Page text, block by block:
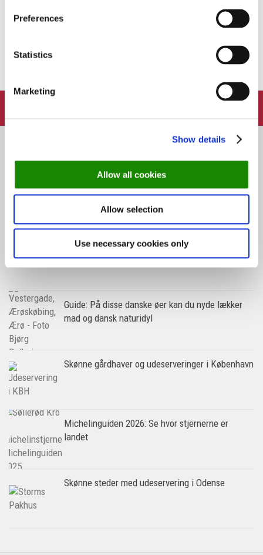
Preferences
Statistics
Marketing
Show details
Allow all cookies
Allow selection
Use necessary cookies only
Skønne steder med udeservering i Odense
Næsten 4 mio. har været ude at spise: Her er de
10 mest besøgte restauranter
Guide: På disse danske øer kan du nyde lækker
mad og dansk naturidyl
Skønne gårdhaver og udeserveringer i København
Michelinguiden 2026: Se hvor stjernerne er
landet
Skønne steder med udeservering i Odense